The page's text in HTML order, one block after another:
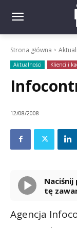
Strona główna
Aktualności Klienci i
12/08/2008
Naciśnij przycisk odtwarzania, aby odsłuchać
tę
Agencja